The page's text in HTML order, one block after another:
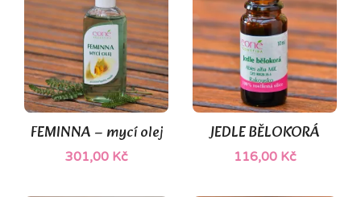
FEMINNA – mycí olej
301,00 Kč
(1)
JEDLE BĚLOKORÁ
116,00 Kč